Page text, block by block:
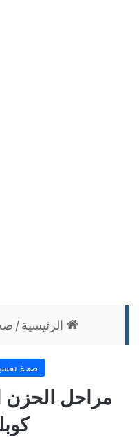
الرئيسية/
صحة
مراحل